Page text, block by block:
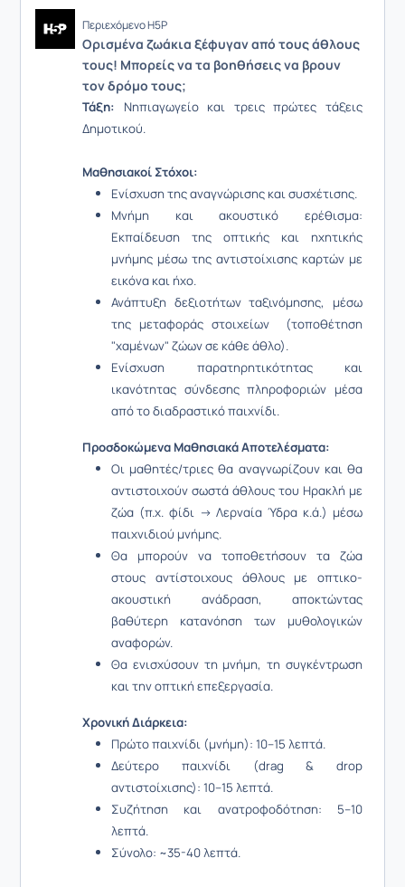
Περιεχόμενο H5P
Ορισμένα ζωάκια ξέφυγαν από τους άθλους
τους! Μπορείς να τα βοηθήσεις να βρουν
τον δρόμο τους;
Τάξη: Νηπιαγωγείο και τρεις πρώτες τάξεις
Δημοτικού.
Μαθησιακοί Στόχοι:
Ενίσχυση της αναγνώρισης και συσχέτισης.
Μνήμη και ακουστικό ερέθισμα:
Εκπαίδευση της οπτικής και ηχητικής
μνήμης μέσω της αντιστοίχισης καρτών με
εικόνα και ήχο.
Ανάπτυξη δεξιοτήτων ταξινόμησης, μέσω
της μεταφοράς στοιχείων (τοποθέτηση
"χαμένων" ζώων σε κάθε άθλο).
Ενίσχυση παρατηρητικότητας και
ικανότητας σύνδεσης πληροφοριών μέσα
από το διαδραστικό παιχνίδι.
Προσδοκώμενα Μαθησιακά Αποτελέσματα:
Οι μαθητές/τριες θα αναγνωρίζουν και θα
αντιστοιχούν σωστά άθλους του Ηρακλή με
ζώα (π.χ. φίδι → Λερναία Ύδρα κ.ά.) μέσω
παιχνιδιού μνήμης.
Θα μπορούν να τοποθετήσουν τα ζώα
στους αντίστοιχους άθλους με οπτικο-
ακουστική ανάδραση, αποκτώντας
βαθύτερη κατανόηση των μυθολογικών
αναφορών.
Θα ενισχύσουν τη μνήμη, τη συγκέντρωση
και την οπτική επεξεργασία.
Χρονική Διάρκεια:
Πρώτο παιχνίδι (μνήμη): 10–15 λεπτά.
Δεύτερο παιχνίδι (drag & drop
αντιστοίχισης): 10–15 λεπτά.
Συζήτηση και ανατροφοδότηση: 5–10
λεπτά.
Σύνολο: ~35-40 λεπτά.